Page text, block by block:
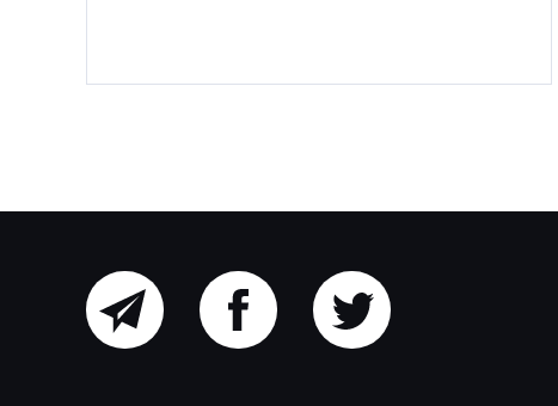
Головний Facebook